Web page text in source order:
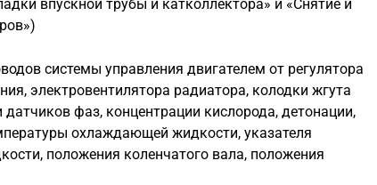
впускной трубы и катколлектора» и «Снятие и
системы управления двигателем от регулятора
электровентилятора радиатора, колодки жгута
фаз, концентрации кислорода, детонации,
охлаждающей жидко­сти, указателя
положения колен­чатого вала, положения